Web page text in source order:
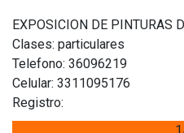
EXPOSICION DE PINTURAS
Clases: particulares
Telefono: 36096219
Celular: 3311095176
Registro: